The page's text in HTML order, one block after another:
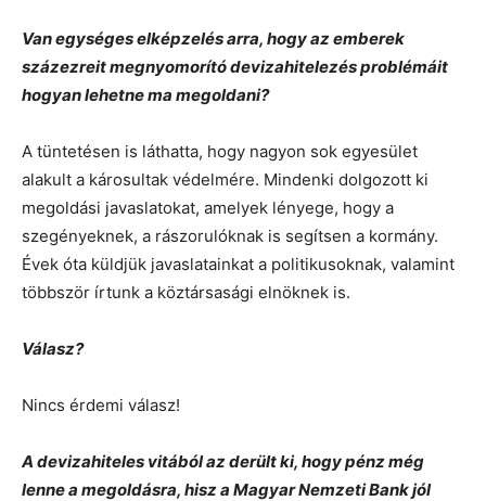
Van egységes elképzelés arra, hogy az emberek
százezreit megnyomorító devizahitelezés problémáit
hogyan lehetne ma megoldani?
A tüntetésen is láthatta, hogy nagyon sok egyesület
alakult a károsultak védelmére. Mindenki dolgozott ki
megoldási javaslatokat, amelyek lényege, hogy a
szegényeknek, a rászorulóknak is segítsen a kormány.
Évek óta küldjük javaslatainkat a politikusoknak, valamint
többször írtunk a köztársasági elnöknek is.
Válasz?
Nincs érdemi válasz!
A devizahiteles vitából az derült ki, hogy pénz még
lenne a megoldásra, hisz a Magyar Nemzeti Bank jól